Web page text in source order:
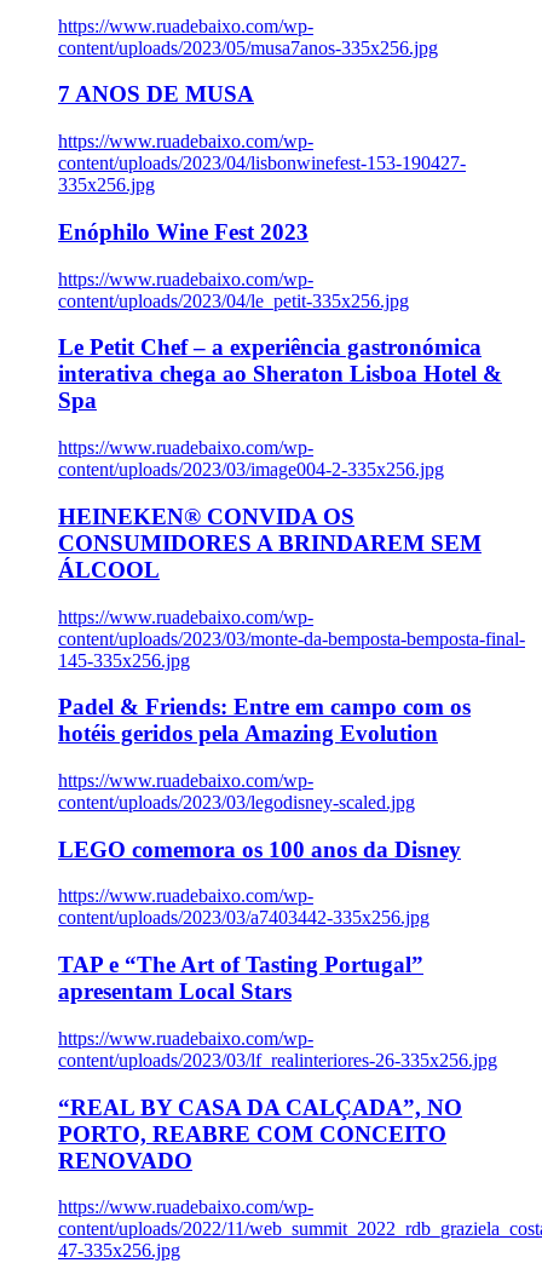
https://www.ruadebaixo.com/wp-
content/uploads/2023/05/musa7anos-335x256.jpg
7 ANOS DE MUSA
https://www.ruadebaixo.com/wp-
content/uploads/2023/04/lisbonwinefest-153-190427-
335x256.jpg
Enóphilo Wine Fest 2023
https://www.ruadebaixo.com/wp-
content/uploads/2023/04/le_petit-335x256.jpg
Le Petit Chef – a experiência gastronómica
interativa chega ao Sheraton Lisboa Hotel &
Spa
https://www.ruadebaixo.com/wp-
content/uploads/2023/03/image004-2-335x256.jpg
HEINEKEN® CONVIDA OS
CONSUMIDORES A BRINDAREM SEM
ÁLCOOL
https://www.ruadebaixo.com/wp-
content/uploads/2023/03/monte-da-bemposta-bemposta-final-
145-335x256.jpg
Padel & Friends: Entre em campo com os
hotéis geridos pela Amazing Evolution
https://www.ruadebaixo.com/wp-
content/uploads/2023/03/legodisney-scaled.jpg
LEGO comemora os 100 anos da Disney
https://www.ruadebaixo.com/wp-
content/uploads/2023/03/a7403442-335x256.jpg
TAP e “The Art of Tasting Portugal”
apresentam Local Stars
https://www.ruadebaixo.com/wp-
content/uploads/2023/03/lf_realinteriores-26-335x256.jpg
“REAL BY CASA DA CALÇADA”, NO
PORTO, REABRE COM CONCEITO
RENOVADO
https://www.ruadebaixo.com/wp-
content/uploads/2022/11/
47-335x256.jpg